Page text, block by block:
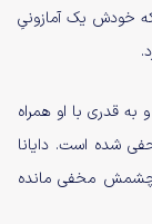
خودش یک آمازونیِ
به قدری با او همراه
شده است. دایانا
چشمش مخفی مانده